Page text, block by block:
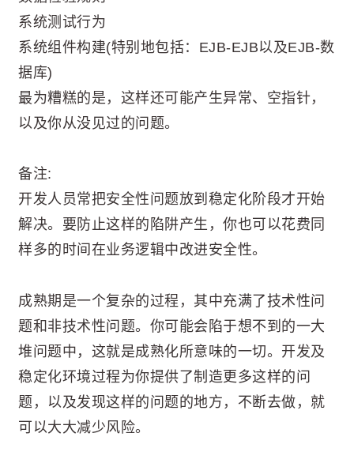
系统测试行为
系统组件构建(特别地包括：EJB-EJB以及EJB-数
据库)
最为糟糕的是，这样还可能产生异常、空指针，
以及你从没见过的问题。
备注:
开发人员常把安全性问题放到稳定化阶段才开始
解决。要防止这样的陷阱产生，你也可以花费同
样多的时间在业务逻辑中改进安全性。
成熟期是一个复杂的过程，其中充满了技术性问
题和非技术性问题。你可能会陷于想不到的一大
堆问题中，这就是成熟化所意味的一切。开发及
稳定化环境过程为你提供了制造更多这样的问
题，以及发现这样的问题的地方，不断去做，就
可以大大减少风险。